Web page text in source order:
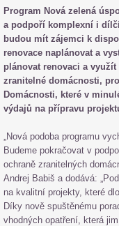
Program Nová zelená
a podpoří komplexní i
budou mít zájemci k
renovace naplánovat a
plánovat renovaci a
zranitelné domácnosti,
Domácnosti, které v
výdajů na přípravu
„Nová podoba programu
Budeme pokračovat v
ochraně zranitelných
Andrej Babiš a dodává:
na kvalitní projekty, které
Díky nově spuštěnému
vhodných opatření, která